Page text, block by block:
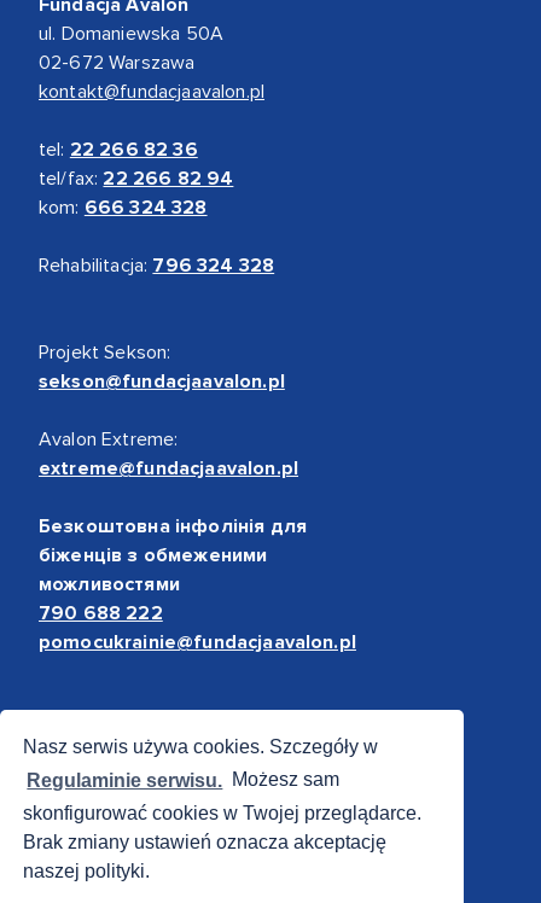
Nasz serwis używa cookies. Szczegóły w
Regulaminie serwisu. Możesz sam
skonfigurować cookies w Twojej przeglądarce.
Brak zmiany ustawień oznacza akceptację
naszej polityki.
ul. Domaniewska 50A
02-672 Warszawa
kontakt@fundacjaavalon.pl
tel: 22 266 82 36
tel/fax: 22 266 82 94
kom: 666 324 328
Rehabilitacja: 796 324 328
Projekt Sekson:
sekson@fundacjaavalon.pl
Avalon Extreme:
extreme@fundacjaavalon.pl
Безкоштовна інфолінія для
біженців з обмеженими
можливостями
790 688 222
pomocukrainie@fundacjaavalon.pl
Bezpieczne płatności